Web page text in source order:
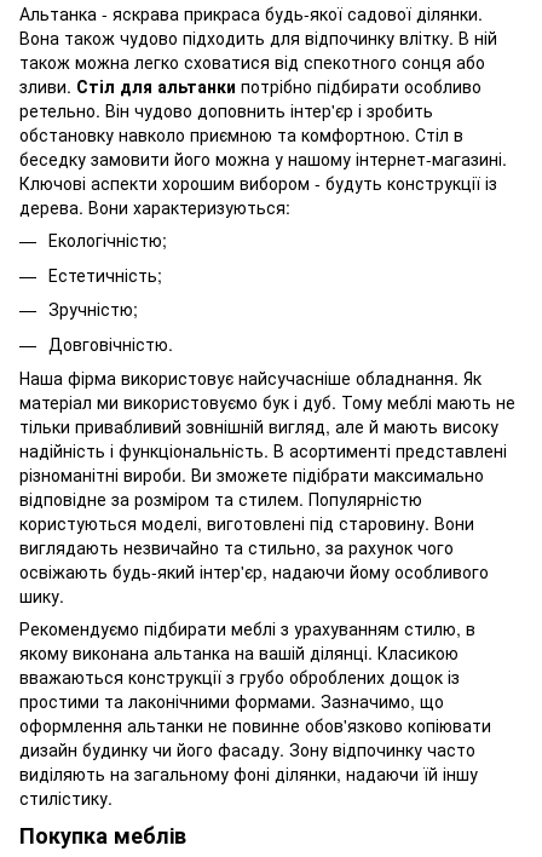
Альтанка - яскрава прикраса будь-якої садової ділянки.
Вона також чудово підходить для відпочинку влітку. В ній
також можна легко сховатися від спекотного сонця або
зливи. Стіл для альтанки потрібно підбирати особливо
ретельно. Він чудово доповнить інтер'єр і зробить
обстановку навколо приємною та комфортною. Стіл в
беседку замовити його можна у нашому інтернет-магазині.
Ключові аспекти хорошим вибором - будуть конструкції із
дерева. Вони характеризуються:
Екологічністю;
Естетичність;
Зручністю;
Довговічністю.
Наша фірма використовує найсучасніше обладнання. Як
матеріал ми використовуємо бук і дуб. Тому меблі мають не
тільки привабливий зовнішній вигляд, але й мають високу
надійність і функціональність. В асортименті представлені
різноманітні вироби. Ви зможете підібрати максимально
відповідне за розміром та стилем. Популярністю
користуються моделі, виготовлені під старовину. Вони
виглядають незвичайно та стильно, за рахунок чого
освіжають будь-який інтер'єр, надаючи йому особливого
шику.
Рекомендуємо підбирати меблі з урахуванням стилю, в
якому виконана альтанка на вашій ділянці. Класикою
вважаються конструкції з грубо оброблених дощок із
простими та лаконічними формами. Зазначимо, що
оформлення альтанки не повинне обов'язково копіювати
дизайн будинку чи його фасаду. Зону відпочинку часто
виділяють на загальному фоні ділянки, надаючи їй іншу
стилістику.
Покупка меблів